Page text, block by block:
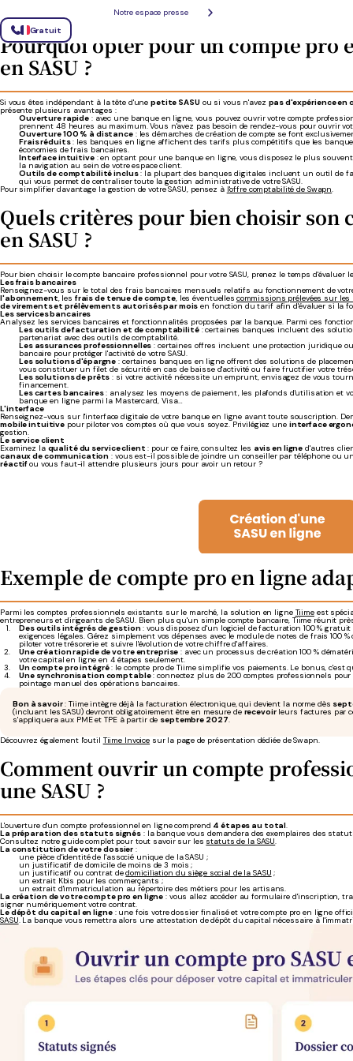
Notre espace presse
Gratuit
Pourquoi opter pour un compte pro
en SASU ?
Si vous êtes indépendant à la tête d'unepetite SASUou si vous n'avez pas d'expérience
présente plusieurs avantages :
Ouverture rapide : avec une banque en ligne, vous pouvez ouvrir votre compte
prennent 48 heures au maximum. Vous n'avez pas besoin de rendez-vous pour ouvrir
Ouverture 100 % à distance: les démarches de création de compte se font
Frais réduits: les banques en ligne affichent des tarifs plus compétitifs que les
économies de frais bancaires.
Interface intuitive: en optant pour une banque en ligne, vous disposez le plus
la navigation au sein de votre espace client.
Outils de comptabilité inclus: la plupart des banques digitales incluent un outil de
qui vous permet de centraliser toute la gestion administrative de votre SASU.
Pour simplifier davantage la gestion de votre SASU, pensez à l'offre comptabilité de Swapn.
Quels critères pour bien choisir son
en SASU ?
Pour bien choisir le compte bancaire professionnel pour votre SASU, prenez le temps d'évaluer
Les frais bancaires
Renseignez-vous sur le total des frais bancaires mensuels relatifs au fonctionnement de
l'abonnement, les frais de tenue de compte, les éventuelles commissions prélevées sur les
de virements et prélèvements autorisés par mois en fonction du tarif afin d'évaluer si la
Les services bancaires
Analysez les services bancaires et fonctionnalités proposées par la banque. Parmi ces
Les outils de facturation et de comptabilité: certaines banques incluent des
partenariat avec des outils de comptabilité.
Les assurances professionnelles : certaines offres incluent une protection juridique
bancaire pour protéger l'activité de votre SASU.
Les solutions d'épargne : certaines banques en ligne offrent des solutions de
vous constituer un filet de sécurité en cas de baisse d'activité ou faire fructifier votre
Les solutions de prêts : si votre activité nécessite un emprunt, envisagez de vous
financement.
Les cartes bancaires: analysez les moyens de paiement, les plafonds d'utilisation et
banque en ligne parmi la Mastercard, Visa…
L'interface
Renseignez-vous sur l'interface digitale de votre banque en ligne avant toute souscription.
mobile intuitive pour piloter vos comptes où que vous soyez. Privilégiez une interface
gestion.
Le service client
Examinez la qualité du service client : pour ce faire, consultez les avis en ligne d'autres
canaux de communication : vous est-il possible de joindre un conseiller par téléphone ou
réactifou vous faut-il attendre plusieurs jours pour avoir un retour ?
Exemple de compte pro en ligne
Parmi les comptes professionnels existants sur le marché, la solution en ligne Tiimeest
entrepreneurs et dirigeants de SASU. Bien plus qu'un simple compte bancaire, Tiime réunit
Des outils intégrés de gestion: vous disposez d'un logiciel de facturation 100 %
exigences légales. Gérez simplement vos dépenses avec le module de notes de frais 100
piloter votre trésorerie et suivre l'évolution de votre chiffre d'affaires.
Une création rapide de votre entreprise : avec un processus de création 100 %
votre capital en ligne en 4 étapes seulement.
Un compte pro intégré: le compte pro de Tiime simplifie vos paiements. Le bonus, c'est
Une synchronisation comptable: connectez plus de 200 comptes professionnels
pointage manuel des opérations bancaires.
Bon à savoir: Tiime intègre déjà la facturation électronique, qui devient la norme dès
(incluant les SASU) devront obligatoirement être en mesure derecevoirleurs factures par
s'appliquera aux PME et TPE à partir de septembre 2027.
Découvrez également l'outil Tiime Invoice sur la page de présentation dédiée de Swapn.
Comment ouvrir un compte
une SASU ?
L'ouverture d'un compte professionnel en ligne comprend 4 étapes au total.
La préparation des statuts signés : la banque vous demandera des exemplaires des
Consultez notre guide complet pour tout savoir sur les statuts de la SASU.
La constitution de votre dossier :
une pièce d'identité de l'associé unique de la SASU ;
un justificatif de domicile de moins de 3 mois ;
un justificatif ou contrat dedomiciliation du siège social de la SASU ;
un extrait Kbis pour les commerçants ;
un extrait d'immatriculation au répertoire des métiers pour les artisans.
La création de votre compte pro en ligne : vous allez accéder au formulaire d'inscription,
signer numériquement votre contrat.
Le dépôt du capital en ligne: une fois votre dossier finalisé et votre compte pro en ligne
SASU. La banque vous remettra alors une attestation de dépôt du capital nécessaire à